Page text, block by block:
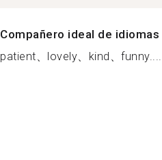
Compañero ideal de idiomas
patient、lovely、kind、funny....